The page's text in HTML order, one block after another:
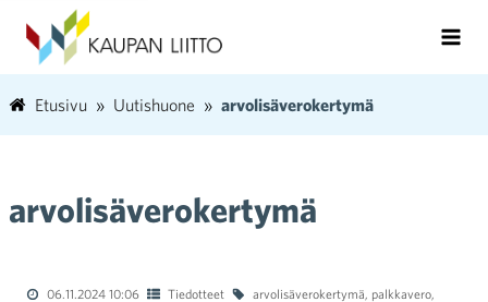
Etusivu Uutishuone arvolisäverokertymä
arvolisäverokertymä
06.11.2024 10:06 Tiedotteet arvolisäverokertymä, palkkavero,